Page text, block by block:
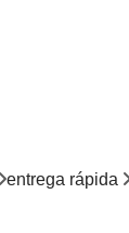
entrega rápida